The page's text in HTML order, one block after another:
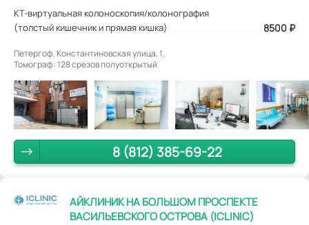
КТ-виртуальная колоноскопия/колонография
(толстый кишечник и прямая кишка)
8500 ₽
Петергоф, Константиновская улица, 1.
Томограф: 128 срезов полуоткрытый
8 (812) 385-69-22
АЙКЛИНИК НА БОЛЬШОМ ПРОСПЕКТЕ
ВАСИЛЬЕВСКОГО ОСТРОВА (ICLINIC)